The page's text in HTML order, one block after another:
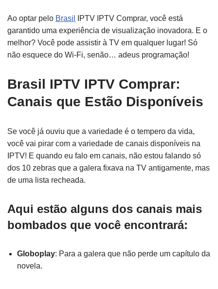
Ao optar pelo Brasil
IPTV IPTV Comprar, você está
garantido uma experiência de visualização inovadora. E o
melhor? Você pode assistir à TV em qualquer lugar! Só
não esquece do Wi-Fi, senão… adeus programação!
Brasil IPTV IPTV Comprar:
Canais que Estão Disponíveis
Se você já ouviu que a variedade é o tempero da vida,
você vai pirar com a variedade de canais disponíveis na
IPTV! E quando eu falo em canais, não estou falando só
dos 10 zebras que a galera fixava na TV antigamente, mas
de uma lista recheada.
Aqui estão alguns dos canais mais
bombados que você encontrará:
Globoplay: Para a galera que não perde um capítulo da
novela.